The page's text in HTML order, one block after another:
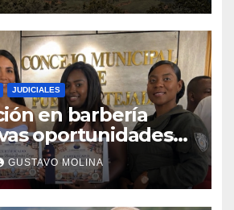
JUDICIALES
en barbería
oportunidades
de Puerto
GUSTAVO MOLINA